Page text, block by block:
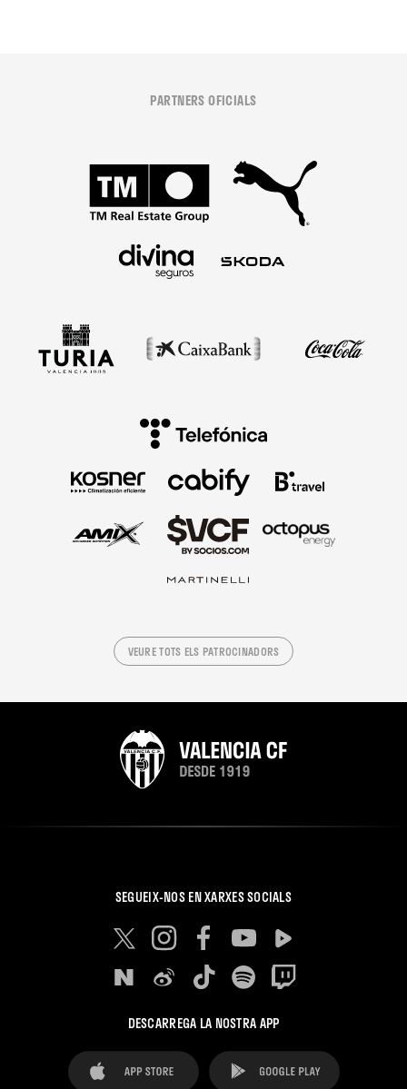
PARTNERS OFICIALS
VEURE TOTS ELS PATROCINADORS
SEGUEIX-NOS EN XARXES SOCIALS
DESCARREGA LA NOSTRA APP